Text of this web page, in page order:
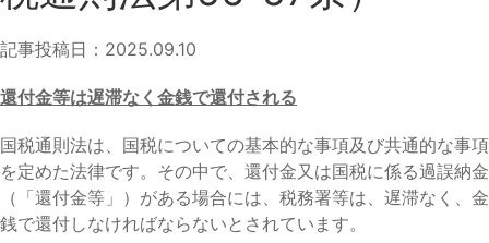
記事投稿日：2025.09.10
還付金等は遅滞なく金銭で還付される
国税通則法は、国税についての基本的な事項及び共通的な事項
を定めた法律です。その中で、還付金又は国税に係る過誤納金
（「還付金等」）がある場合には、税務署等は、遅滞なく、金
銭で還付しなければならないとされています。